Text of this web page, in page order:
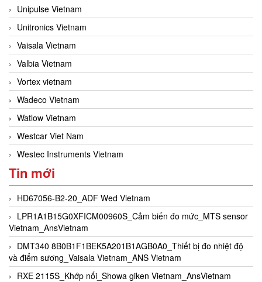
Unipulse Vietnam
Unitronics Vietnam
Vaisala Vietnam
Valbia Vietnam
Vortex vietnam
Wadeco Vietnam
Watlow Vietnam
Westcar Viet Nam
Westec Instruments Vietnam
Tin mới
HD67056-B2-20_ADF Wed Vietnam
LPR1A1B15G0XFICM00960S_Cảm biến đo mức_MTS sensor
Vietnam_AnsVietnam
DMT340 8B0B1F1BEK5A201B1AGB0A0_Thiết bị đo nhiệt độ
và điểm sương_Vaisala Vietnam_ANS Vietnam
RXE 2115S_Khớp nối_Showa giken Vietnam_AnsVietnam